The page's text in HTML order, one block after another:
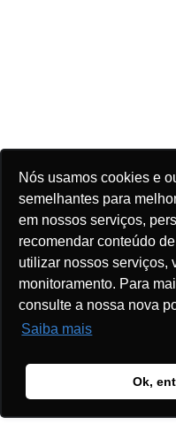
Nós usamos cookies e
semelhantes para
em nossos serviços,
recomendar conteúdo
utilizar nossos serviços,
monitoramento. Para
consulte a nossa nova
Saiba mais
Ok,